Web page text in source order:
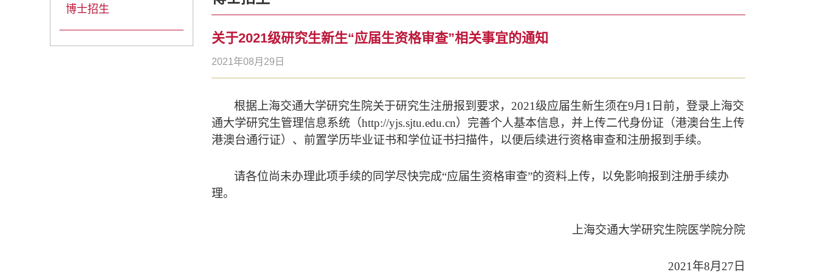
博士招生
关于2021级研究生新生“应届生资格审查”相关事宜的通知
2021年08月29日
根据上海交通大学研究生院关于研究生注册报到要求，2021级应届生新生须在9月 1 日前，登录上海交
通大学研究生管理信息系统（http://yjs.sjtu.edu.cn）完善个人基本信息，并上传二代身份证（港澳台生上传
港澳台通行证）、前置学历毕业证书和学位证书扫描件，以便后续进行资格审查和注册报到手续。
请各位尚未办理此项手续的同学尽快完成“应届生资格审查”的资料上传，以免影响报到注册手续办
理。
上海交通大学研究生院医学院分院
2021年8月 27 日